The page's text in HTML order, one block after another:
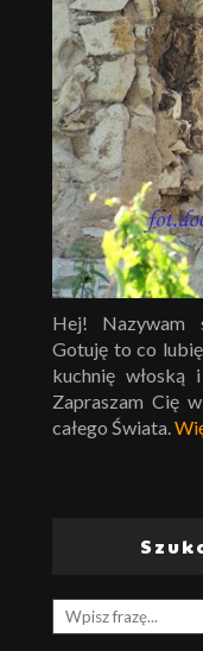
Hej! Nazywam
Gotuję to co
kuchnię włoską
Zapraszam Cię
całego Świata.